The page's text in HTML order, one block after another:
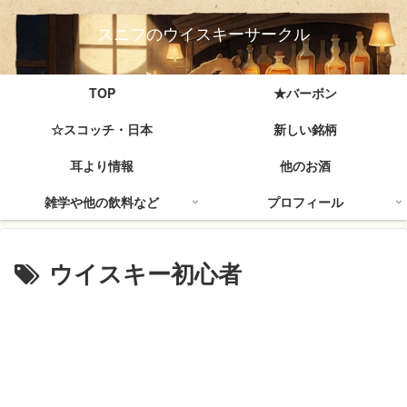
スニフのウイスキーサークル
TOP
★バーボン
☆スコッチ・日本
新しい銘柄
耳より情報
他のお酒
雑学や他の飲料など
プロフィール
ウイスキー初心者